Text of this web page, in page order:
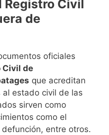
Civil
de
oficiales
Civil de
que acreditan
estado civil de las
sirven como
como el
entre otros.